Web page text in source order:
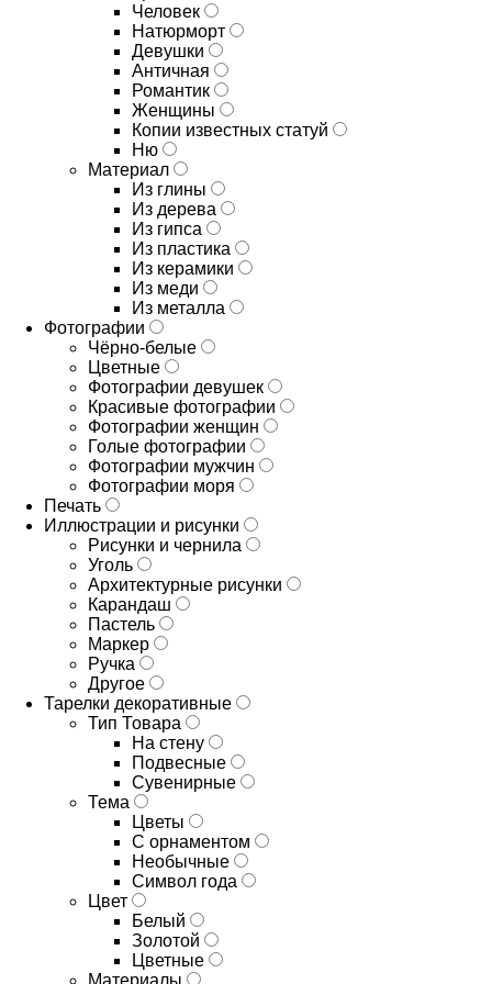
Человек
Натюрморт
Девушки
Античная
Романтик
Женщины
Копии известных статуй
Ню
Материал
Из глины
Из дерева
Из гипса
Из пластика
Из керамики
Из меди
Из металла
Фотографии
Чёрно-белые
Цветные
Фотографии девушек
Красивые фотографии
Фотографии женщин
Голые фотографии
Фотографии мужчин
Фотографии моря
Печать
Иллюстрации и рисунки
Рисунки и чернила
Уголь
Архитектурные рисунки
Карандаш
Пастель
Маркер
Ручка
Другое
Тарелки декоративные
Тип Товара
На стену
Подвесные
Сувенирные
Тема
Цветы
С орнаментом
Необычные
Символ года
Цвет
Белый
Золотой
Цветные
Материалы